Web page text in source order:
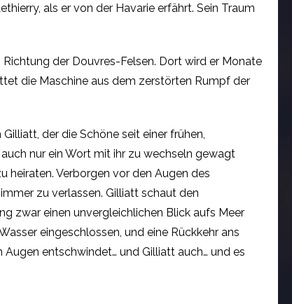
als er von der Havarie erfährt. Sein Traum
der Douvres-Felsen. Dort wird er Monate
die Maschine aus dem zerstörten Rumpf der
der die Schöne seit einer frühen,
nur ein Wort mit ihr zu wechseln gewagt
heiraten. Verborgen vor den Augen des
zu verlassen. Gilliatt schaut den
zwar einen unvergleichlichen Blick aufs Meer
eingeschlossen, und eine Rückkehr ans
entschwindet… und Gilliatt auch… und es